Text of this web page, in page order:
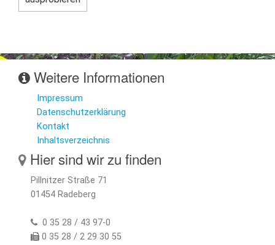
Weitere Informationen
Impressum
Datenschutzerklärung
Kontakt
Inhaltsverzeichnis
Hier sind wir zu finden
Pillnitzer Straße 71
01454 Radeberg
0 35 28 / 43 97-0
0 35 28 / 2 29 30 55